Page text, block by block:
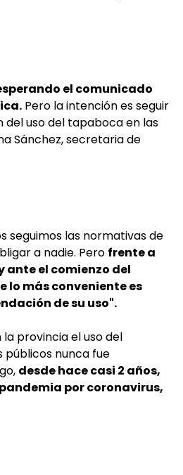
el comunicado
Pero la intención es seguir
uso del tapaboca en las
Sánchez, secretaria de
seguimos las normativas de
a nadie. Pero frente a
ante el comienzo del
lo más conveniente es
de su uso".
provincia el uso del
nunca fue
desde hace casi 2 años,
por coronavirus,